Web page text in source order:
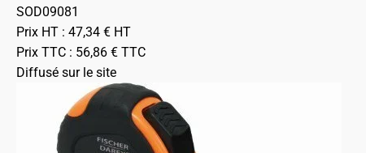
SOD09081
Prix HT : 47,34 € HT
Prix TTC : 56,86 € TTC
Diffusé sur le site